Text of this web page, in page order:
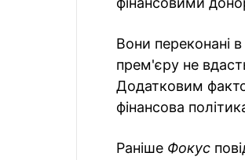
Вони переконані
прем'єру не
Додатковим
фінансова
Раніше Фокус